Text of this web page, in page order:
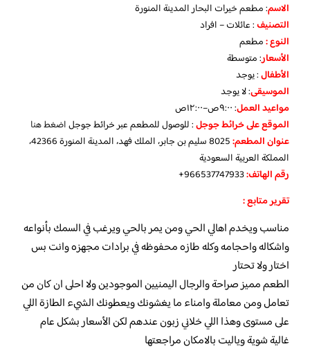
الاسم: مطعم خيرات البحار المدينة المنورة
التصنيف: عائلات – افراد
النوع :مطعم
الأسعار:متوسطة
الأطفال:يوجد
الموسيقى:لا يوجد
مواعيد العمل: ٩:٠٠ص–١٢:٠٠ص
الموقع على خرائط جوجل: للوصول للمطعم عبر خرائط جوجلاضغط هنا
عنوان المطعم:
8025 سليم بن جابر، الملك فهد، المدينة المنورة 42366،
المملكة العربية السعودية
رقم الهاتف:
تقرير متابع :
مناسب ويخدم اهالي الحي ومن يمر بالحي ويرغب في السمك بأنواعه
واشكاله واحجامه وكله طازه محفوظه في برادات مجهزه وانت بس
اختار ولا تحتار
الطعم مميز صراحة والرجال اليمنيين الموجودين ولا احلى ان كان من
تعامل ومن معاملة وامناء ما يغشونك ويعطونك الشيء الطازة اللي
على مستوى وهذا اللي خلاني زبون عندهم لكن الأسعار بشكل عام
غالية شوية وياليت بالامكان مراجعتها